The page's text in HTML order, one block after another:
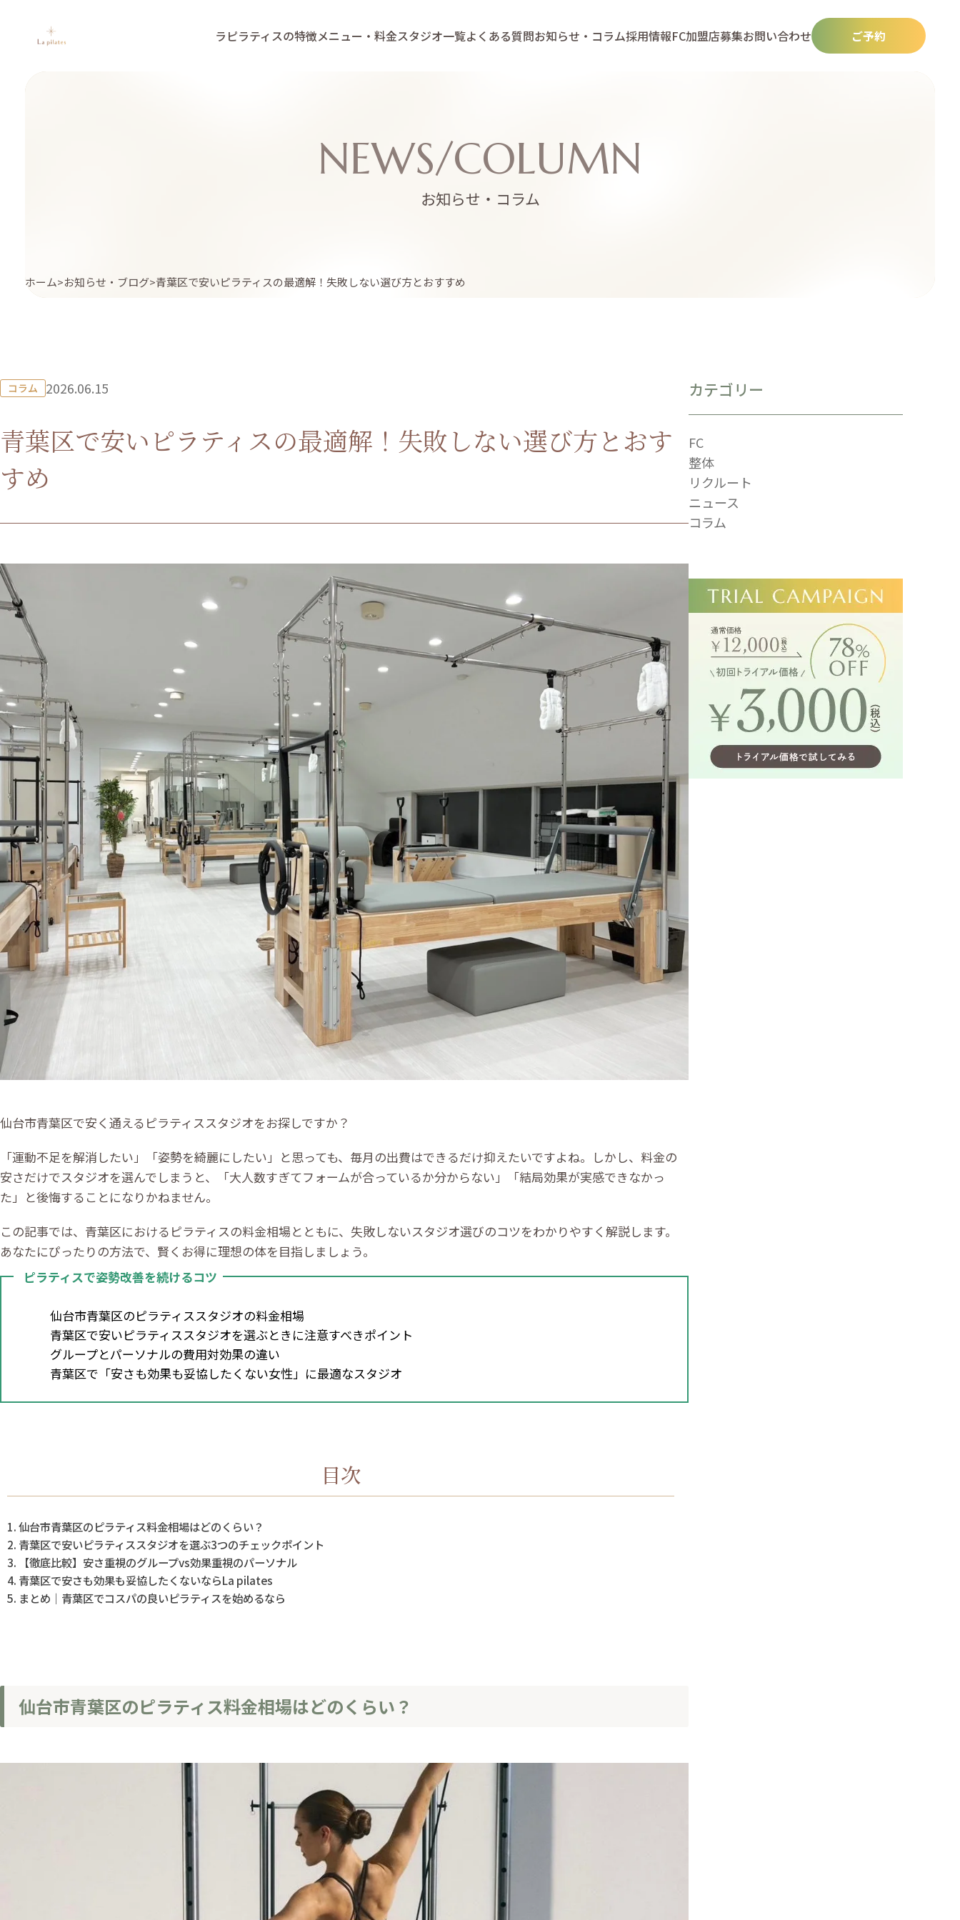
ラピラティスの特徴メニュー・料金スタジオ一覧よくある質問お知らせ・コラム採用情報FC加盟店募集お問い合わせ ご予約
NEWS/COLUMN
お知らせ・コラム
ホーム お知らせ・ブログ 青葉区で安いピラティスの最適解！失敗しない選び方とおすすめ
コラム 2026.06.15
青葉区で安いピラティスの最適解！失敗しない選び方とおす
すめ
仙台市青葉区で安く通えるピラティススタジオをお探しですか？
「運動不足を解消したい」「姿勢を綺麗にしたい」と思っても、毎月の出費はできるだけ抑えたいですよね。しかし、料金の
安さだけでスタジオを選んでしまうと、「大人数すぎてフォームが合っているか分からない」「結局効果が実感できなかっ
た」と後悔することになりかねません。
この記事では、青葉区におけるピラティスの料金相場とともに、失敗しないスタジオ選びのコツをわかりやすく解説します。
あなたにぴったりの方法で、賢くお得に理想の体を目指しましょう。
ピラティスで姿勢改善を続けるコツ
仙台市青葉区のピラティススタジオの料金相場
青葉区で安いピラティススタジオを選ぶときに注意すべきポイント
グループとパーソナルの費用対効果の違い
青葉区で「安さも効果も妥協したくない女性」に最適なスタジオ
目次
仙台市青葉区のピラティス料金相場はどのくらい？
青葉区で安いピラティススタジオを選ぶ3つのチェックポイント
【徹底比較】安さ重視のグループvs効果重視のパーソナル
青葉区で安さも効果も妥協したくないならLa pilates
まとめ｜青葉区でコスパの良いピラティスを始めるなら
仙台市青葉区のピラティス料金相場はどのくらい？
カテゴリー
FC
整体
リクルート
ニュース
コラム